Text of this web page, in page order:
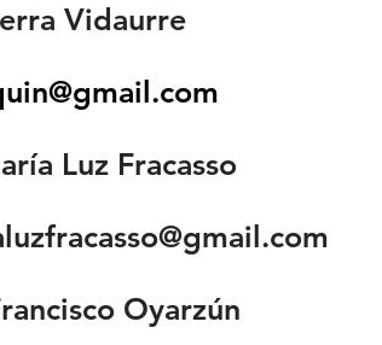
Vidaurre
m
Luz Fracasso
Oyarzún